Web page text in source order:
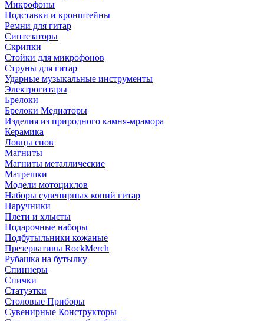
Микрофоны
Подставки и кронштейны
Ремни для гитар
Синтезаторы
Скрипки
Стойки для микрофонов
Струны для гитар
Ударные музыкальные инструменты
Электрогитары
Брелоки
Брелоки Медиаторы
Изделия из природного камня-мрамора
Керамика
Ловцы снов
Магниты
Магниты металлические
Матрешки
Модели мотоциклов
Наборы сувенирных копий гитар
Наручники
Плети и хлысты
Подарочные наборы
Подбутыльники кожаные
Презервативы RockMerch
Рубашка на бутылку
Спиннеры
Спички
Статуэтки
Столовые Приборы
Сувенирные Конструкторы